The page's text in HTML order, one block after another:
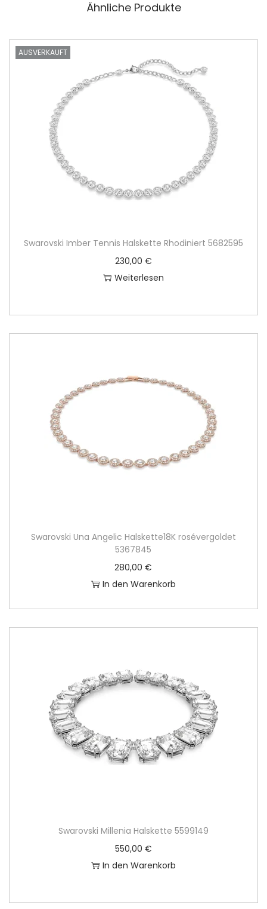
Ähnliche Produkte
AUSVERKAUFT
Swarovski Imber Tennis Halskette Rhodiniert 5682595
230,00 €
Weiterlesen
Swarovski Una Angelic Halskette18K rosévergoldet
5367845
280,00€
In den Warenkorb
Swarovski Millenia Halskette 5599149
550,00 €
In den Warenkorb